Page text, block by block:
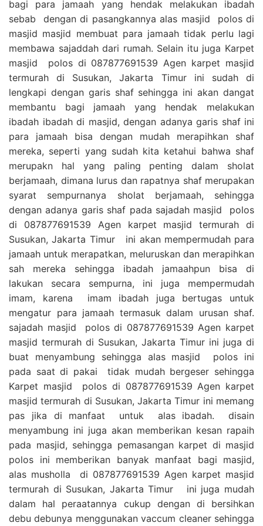
bagi para jamaah yang hendak melakukan ibadah
sebab dengan di pasangkannya alas masjid polos di
masjid masjid membuat para jamaah tidak perlu lagi
membawa sajaddah dari rumah. Selain itu juga Karpet
masjid polos di 087877691539 Agen karpet masjid
termurah di Susukan, Jakarta Timur ini sudah di
lengkapi dengan garis shaf sehingga ini akan dangat
membantu bagi jamaah yang hendak melakukan
ibadah ibadah di masjid, dengan adanya garis shaf ini
para jamaah bisa dengan mudah merapihkan shaf
mereka, seperti yang sudah kita ketahui bahwa shaf
merupakn hal yang paling penting dalam sholat
berjamaah, dimana lurus dan rapatnya shaf merupakan
syarat sempurnanya sholat berjamaah, sehingga
dengan adanya garis shaf pada sajadah masjid polos
di 087877691539 Agen karpet masjid termurah di
Susukan, Jakarta Timur ini akan mempermudah para
jamaah untuk merapatkan, meluruskan dan merapihkan
sah mereka sehingga ibadah jamaahpun bisa di
lakukan secara sempurna, ini juga mempermudah
imam, karena imam ibadah juga bertugas untuk
mengatur para jamaah termasuk dalam urusan shaf.
sajadah masjid polos di 087877691539 Agen karpet
masjid termurah di Susukan, Jakarta Timur ini juga di
buat menyambung sehingga alas masjid polos ini
pada saat di pakai tidak mudah bergeser sehingga
Karpet masjid polos di 087877691539 Agen karpet
masjid termurah di Susukan, Jakarta Timur ini memang
pas jika di manfaat untuk alas ibadah. disain
menyambung ini juga akan memberikan kesan rapaih
pada masjid, sehingga pemasangan karpet di masjid
polos ini memberikan banyak manfaat bagi masjid,
alas musholla di 087877691539 Agen karpet masjid
termurah di Susukan, Jakarta Timur ini juga mudah
dalam hal peraatannya cukup dengan di bersihkan
debu debunya menggunakan vaccum cleaner sehingga